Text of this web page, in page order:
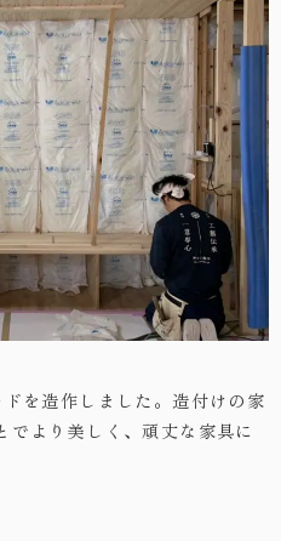
を造作しました。造付けの家
でより美しく、頑丈な家具に
・会社概要
・お問い合わせ